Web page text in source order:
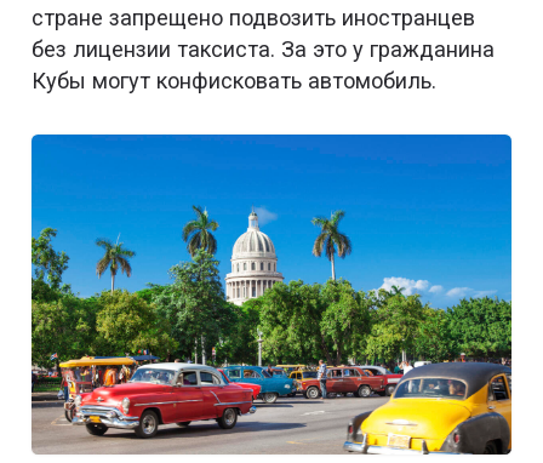
стране запрещено подвозить иностранцев
без лицензии таксиста. За это у гражданина
Кубы могут конфисковать автомобиль.